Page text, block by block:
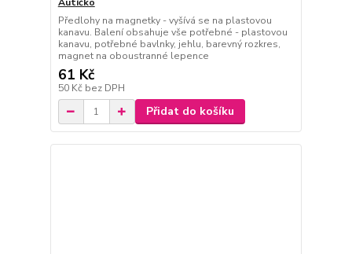
Předlohy na magnetky - vyšívá se na plastovou
kanavu. Balení obsahuje vše potřebné - plastovou
kanavu, potřebné bavlnky, jehlu, barevný rozkres,
magnet na oboustranné lepence
61 Kč
50 Kč bez DPH
Přidat do košíku